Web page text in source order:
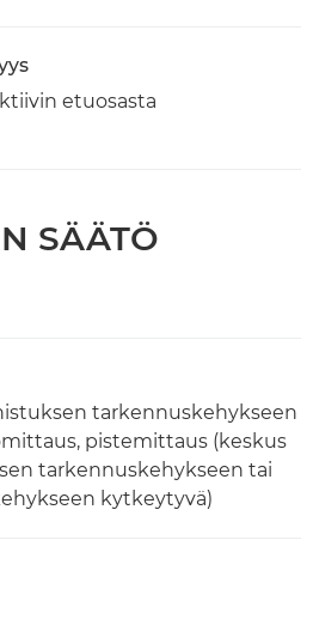
etuosasta
SÄÄTÖ
tarkennuskehykseen
pistemittaus (keskus
tarkennuskehykseen tai
kytkeytyvä)